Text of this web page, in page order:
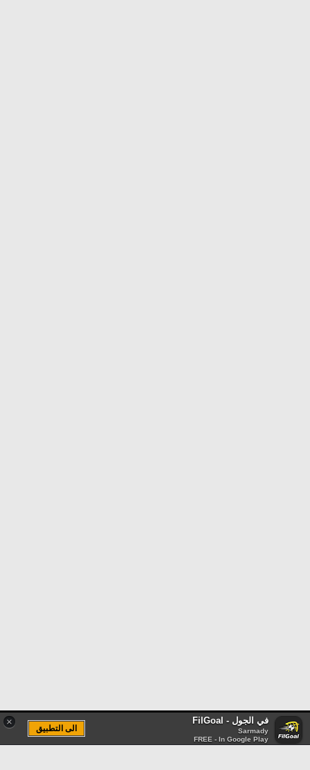
× في الجول - FilGoal
Sarmady
FREE - In Google Play
الى التطبيق